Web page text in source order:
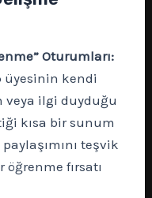
Oturumları:
üyesinin kendi
veya ilgi duyduğu
kısa bir sunum
teşvik
fırsatı